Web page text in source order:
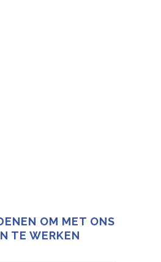
OM MET ONS
TE WERKEN